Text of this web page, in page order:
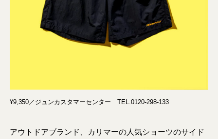
¥9,350／ジュンカスタマーセンター TEL:0120-298-133
アウトドアブランド、カリマーの人気ショーツのサイド